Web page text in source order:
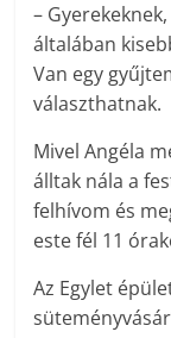
–
általában
Van egy
választhatnak.
Mivel Angéla
álltak nála a
felhívom és
este fél 11
Az Egylet